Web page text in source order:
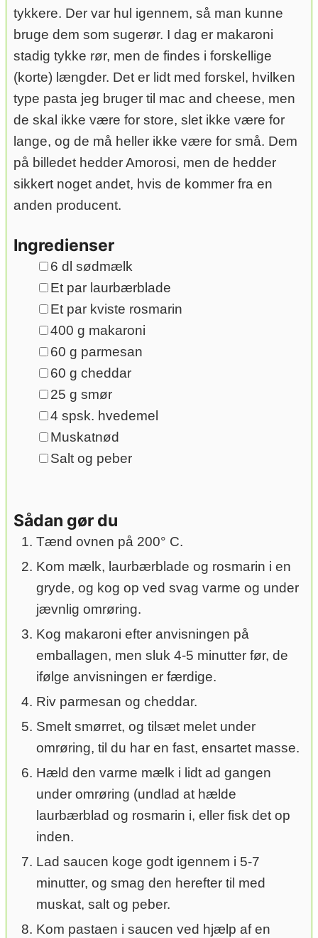
tykkere. Der var hul igennem, så man kunne
bruge dem som sugerør. I dag er makaroni
stadig tykke rør, men de findes i forskellige
(korte) længder. Det er lidt med forskel, hvilken
type pasta jeg bruger til mac and cheese, men
de skal ikke være for store, slet ikke være for
lange, og de må heller ikke være for små. Dem
på billedet hedder Amorosi, men de hedder
sikkert noget andet, hvis de kommer fra en
anden producent.
Ingredienser
▢
6 dl sødmælk
▢
Et par laurbærblade
▢
Et par kviste rosmarin
▢
400 g makaroni
▢
60 g parmesan
▢
60 g cheddar
▢
25 g smør
▢
4 spsk. hvedemel
▢
Muskatnød
▢
Salt og peber
Sådan gør du
Tænd ovnen på 200° C.
Kom mælk, laurbærblade og rosmarin i en
gryde, og kog op ved svag varme og under
jævnlig omrøring.
Kog makaroni efter anvisningen på
emballagen, men sluk 4-5 minutter før, de
ifølge anvisningen er færdige.
Riv parmesan og cheddar.
Smelt smørret, og tilsæt melet under
omrøring, til du har en fast, ensartet masse.
Hæld den varme mælk i lidt ad gangen
under omrøring (undlad at hælde
laurbærblad og rosmarin i, eller fisk det op
inden.
Lad saucen koge godt igennem i 5-7
minutter, og smag den herefter til med
muskat, salt og peber.
Kom pastaen i saucen ved hjælp af en